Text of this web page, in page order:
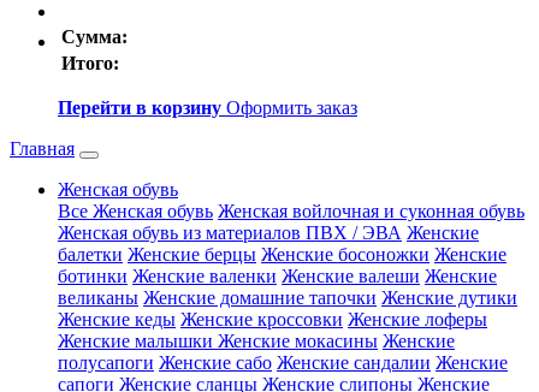
Сумма:
Итого:
Перейти в корзину Оформить заказ
Главная
Женская обувь
Все Женская обувь Женская войлочная и суконная обувь
Женская обувь из материалов ПВХ / ЭВА Женские
балетки Женские берцы Женские босоножки Женские
ботинки Женские валенки Женские валеши Женские
великаны Женские домашние тапочки Женские дутики
Женские кеды Женские кроссовки Женские лоферы
Женские малышки Женские мокасины Женские
полусапоги Женские сабо Женские сандалии Женские
сапоги Женские сланцы Женские слипоны Женские